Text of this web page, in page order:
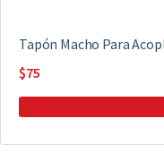
Tapón Macho Para
$75